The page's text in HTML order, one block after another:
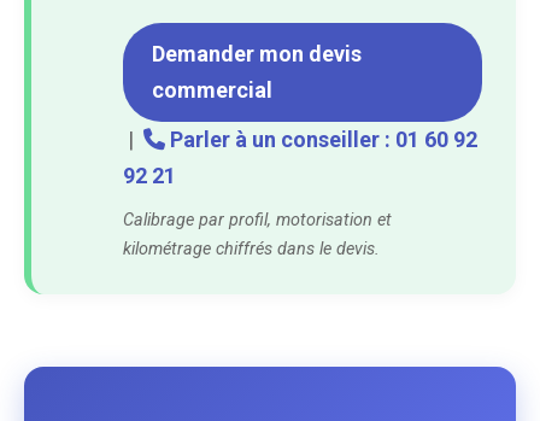
Demander mon devis
commercial
|
Parler à un conseiller : 01 60 92
92 21
Calibrage par profil, motorisation et
kilométrage chiffrés dans le devis.